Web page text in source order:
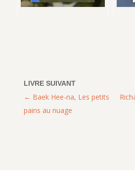
Baek Hee-na, Les petits
pains au nuage